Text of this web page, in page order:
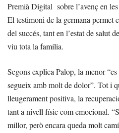
Premià Digital sobre l’avenç en
El testimoni de la germana permet
del succés, tant en l’estat de salut
viu tota la família.
Segons explica Palop, la menor
segueix amb molt de dolor”. Tot i
lleugerament positiva, la
tant a nivell físic com emocional.
millor, però encara queda molt